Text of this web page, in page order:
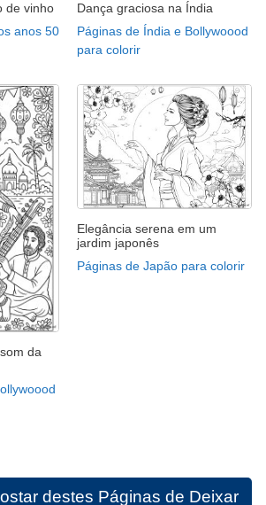
de vinho
anos 50
Dança graciosa na Índia
Páginas de Índia e Bollywoood
para colorir
da
Elegância serena em um
jardim japonês
Páginas de Japão para colorir
destes Páginas de Deixar